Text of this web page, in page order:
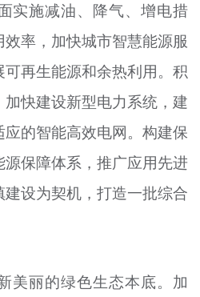
实施减油、降气、增电措
率，加快城市智慧能源服
再生能源和余热利用。积
快建设新型电力系统，建
的智能高效电网。构建保
保障体系，推广应用先进
设为契机，打造一批综合
美丽的绿色生态本底。加